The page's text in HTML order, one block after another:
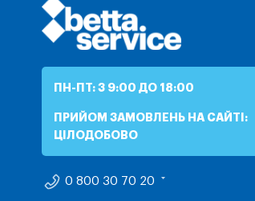
ПН-ПТ: З 9:00 ДО 18:00
ПРИЙОМ ЗАМОВЛЕНЬ НА САЙТІ:
ЦІЛОДОБОВО
0 800 30 70 20